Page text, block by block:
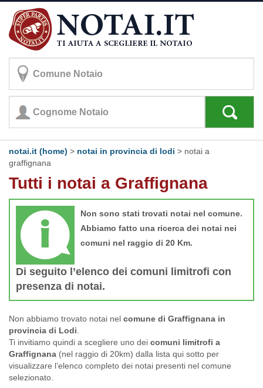
notai.it (home) > notai in provincia di lodi > notai a
graffignana
Tutti i notai a Graffignana
Non sono stati trovati notai nel comune.
Abbiamo fatto una ricerca dei notai nei
comuni nel raggio di 20 Km.
Di seguito l’elenco dei comuni limitrofi con
presenza di notai.
Non abbiamo trovato notai nel comune di Graffignana in
provincia di Lodi
Ti invitiamo quindi a scegliere uno dei comuni limitrofi a
Graffignana (nel raggio di 20km) dalla lista qui sotto per
visualizzare l’elenco completo dei notai presenti nel comune
selezionato.